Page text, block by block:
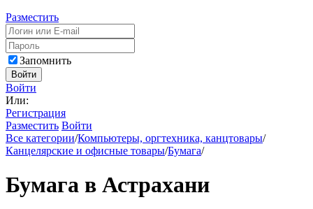
Разместить
Запомнить
Войти
Войти
Или:
Регистрация
Разместить Войти
Все категории/Компьютеры, оргтехника, канцтовары/
Канцелярские и офисные товары/Бумага/
Бумага в Астрахани